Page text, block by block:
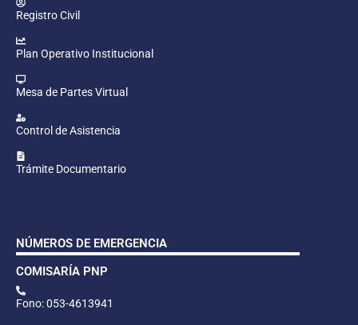
Registro Civil
Plan Operativo Institucional
Mesa de Partes Virtual
Control de Asistencia
Trámite Documentario
NÚMEROS DE EMERGENCIA
COMISARÍA PNP
Fono: 053-4613941